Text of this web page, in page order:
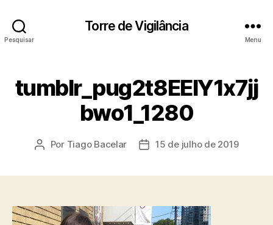
Pesquisar
Torre de Vigilância
Menu
tumblr_pug2t8EEIY1x7jj
bwo1_1280
Autor
Por Tiago Bacelar
Data15 de julho de 2019